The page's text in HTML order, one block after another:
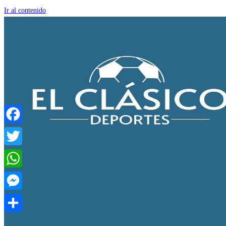
Ir al contenido
Facebook
Twitter
WhatsApp
Messenger